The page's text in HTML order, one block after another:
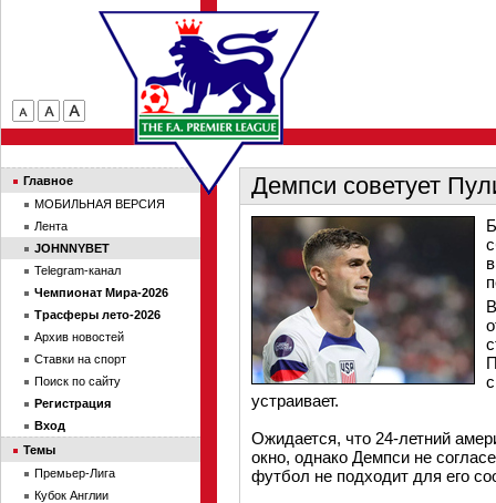
Демпси советует
устраивает.
Ожидается, что 24-летний
окно, однако Демпси не
футбол не подходит для его
Главное
МОБИЛЬНАЯ ВЕРСИЯ
Лента
JOHNNYBET
Telegram-канал
Чемпионат Мира-2026
Трасферы лето-2026
Архив новостей
Ставки на спорт
Поиск по сайту
Регистрация
Вход
Темы
Премьер-Лига
Кубок Англии